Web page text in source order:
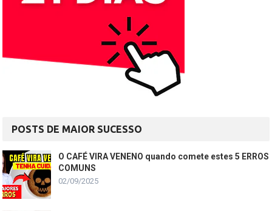
POSTS DE MAIOR SUCESSO
O CAFÉ VIRA VENENO quando comete estes 5 ERROS
COMUNS
02/09/2025